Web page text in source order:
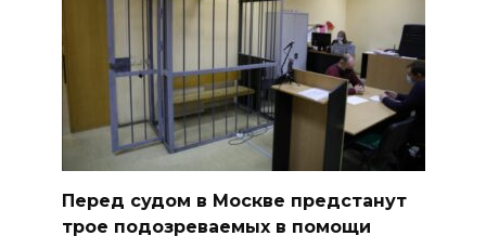
Перед судом в Москве предстанут
трое подозреваемых в помощи